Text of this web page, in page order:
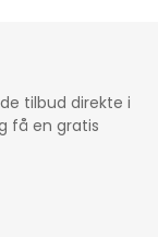
tilbud direkte i
få en gratis